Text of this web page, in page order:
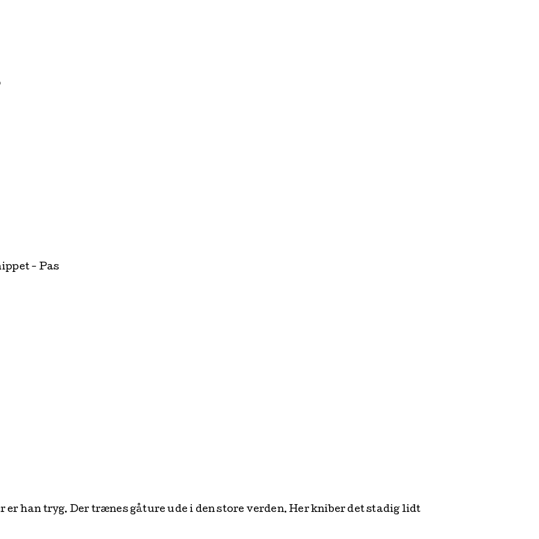
- Pas
med sin hundesøster. Han har noget usikkerhed i sig, hvilket gjorde at
langsomt og roligt for nye ting, gæster og andre hunde.
gerne lære nye ting, og med tålmodighed, kærlighed og en godbid når man
han tryg. Der trænes gåture ude i den store verden. Her kniber det stadig lidt